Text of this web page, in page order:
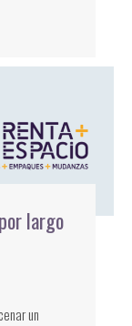
largo
un